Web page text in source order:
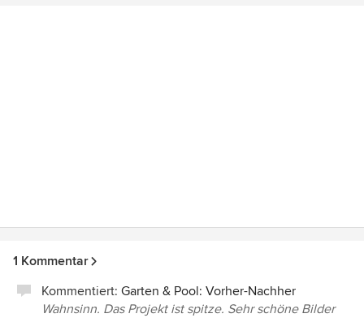
1 Kommentar
Kommentiert: Garten & Pool: Vorher-Nachher
Wahnsinn. Das Projekt ist spitze. Sehr schöne Bilder